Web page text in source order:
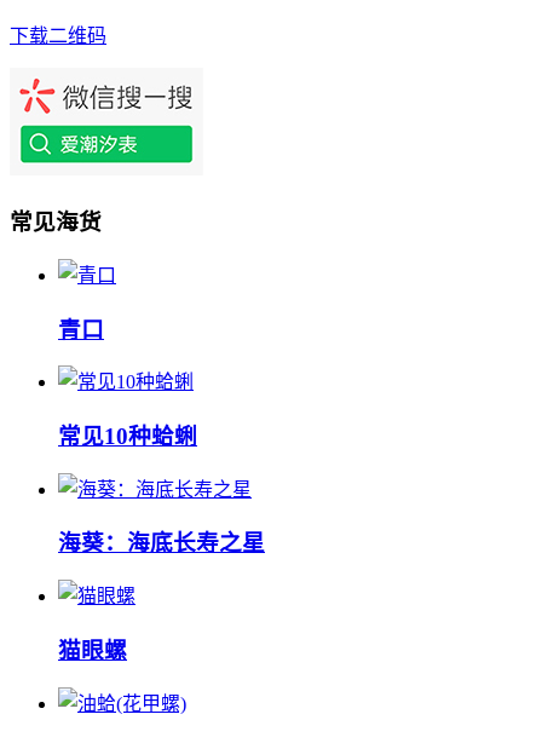
下载二维码
常见海货
‌‌青口
常见10种蛤蜊
海葵：海底长寿之星
猫眼螺